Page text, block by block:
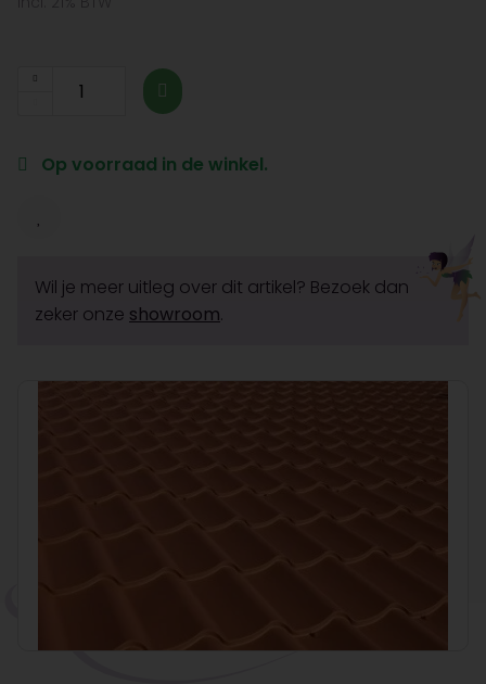
Op voorraad in de winkel.
Wil je meer uitleg over dit artikel? Bezoek dan
zeker onze showroom.